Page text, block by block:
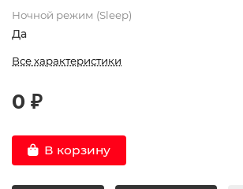
Ночной режим (Sleep)
Да
Все характеристики
0 ₽
В корзину